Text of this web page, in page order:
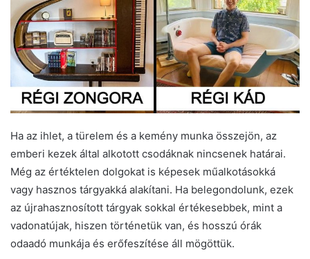
Ha az ihlet, a türelem és a kemény munka összejön, az
emberi kezek által alkotott csodáknak nincsenek határai.
Még az értéktelen dolgokat is képesek műalkotásokká
vagy hasznos tárgyakká alakítani. Ha belegondolunk, ezek
az újrahasznosított tárgyak sokkal értékesebbek, mint a
vadonatújak, hiszen történetük van, és hosszú órák
odaadó munkája és erőfeszítése áll mögöttük.